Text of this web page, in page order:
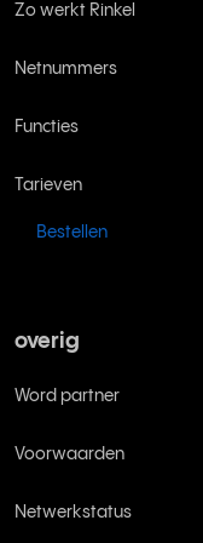
Zo werkt Rinkel
Netnummers
Functies
Tarieven
Bestellen
overig
Word partner
Voorwaarden
Netwerkstatus